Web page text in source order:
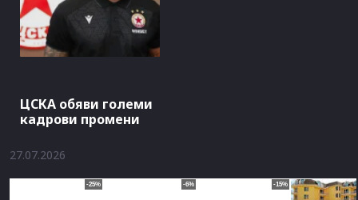
ЦСКА обяви големи
кадрови промени
27.07.2026